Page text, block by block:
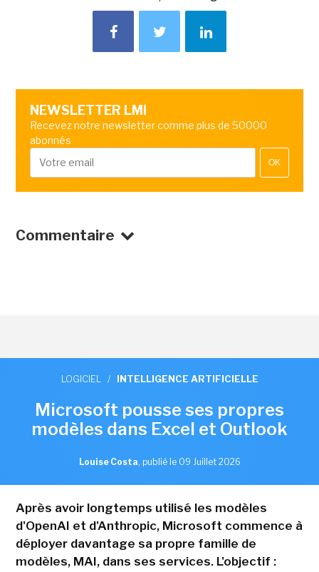
NEWSLETTER LMI
Recevez notre newsletter comme plus de 50000
abonnés
OK
Commentaire
LOGICIEL / INTELLIGENCE ARTIFICIELLE
Microsoft pousse ses propres
modèles dans Excel et Outlook
Louise Costa, publié le 09 Juillet 2026
Après avoir longtemps utilisé les modèles
d'OpenAI et d'Anthropic, Microsoft commence à
déployer davantage sa propre famille de
modèles, MAI, dans ses services. L'objectif :